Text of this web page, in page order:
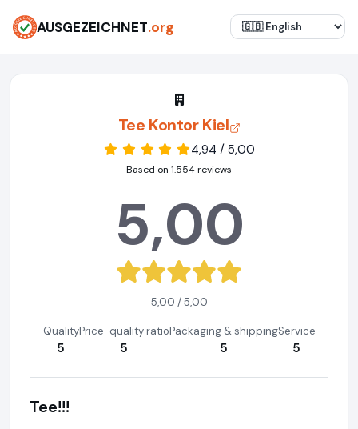
AUSGEZEICHNET.org
Tee Kontor Kiel
4,94 / 5,00
Based on 1.554 reviews
5,00
5,00 / 5,00
Quality
5
Price-quality ratio
5
Packaging & shipping
5
Service
5
Tee!!!